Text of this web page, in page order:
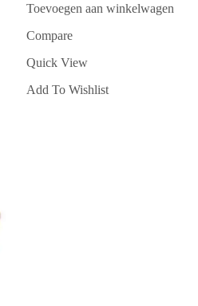
Toevoegen aan winkelwagen
Compare
Quick View
Add To Wishlist